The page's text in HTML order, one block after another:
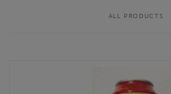
ALL PRODUCTS